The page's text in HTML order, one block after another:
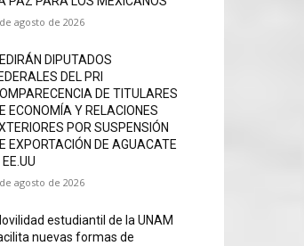
agosto de 2026
DIPUTADOS
DEL PRI
DE TITULARES
ECONOMÍA Y RELACIONES
POR SUSPENSIÓN
EXPORTACIÓN DE AGUACATE
agosto de 2026
estudiantil de la UNAM
nuevas formas de